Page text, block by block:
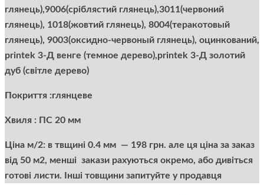
глянець),9006(сріблястий глянець),3011(червоний
глянець), 1018(жовтий глянець), 8004(теракотовый
глянець), 9003(оксидно-червоный глянець), оцинкований,
printek 3-Д венге (темное дерево),printek 3-Д золотий
дуб (світле дерево)
Покриття :глянцеве
Хвиля : ПС 20 мм
Ціна м/2: в твщині 0.4 мм — 198 грн. але ця ціна за заказ
від 50 м2, менші закази рахуються окремо, або дивіться
готові листи. Інші товщини запитуйте у продавця